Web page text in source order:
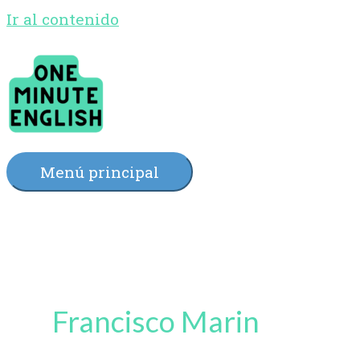
Ir al contenido
Menú principal
Francisco Marin